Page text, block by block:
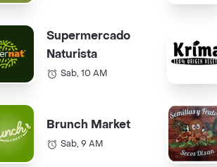
Supermercado
Naturista
Sab, 10 AM
Brunch Market
Sab, 9 AM